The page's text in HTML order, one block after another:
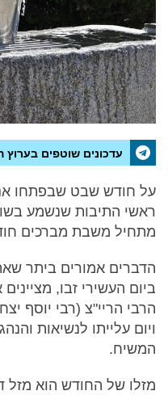
עדכונים שוטפים
על חודש שבט שבפתחו
ראשי התיבות שנשמע
מתחיל משבת מברכים
הדברים אמורים ביתר
ביום העשירי זבו,
הרבי הריי"צ (רבי יוסף
ויום עלייתו לנשיאות
המשיח.
מזלו של החודש הוא מזל